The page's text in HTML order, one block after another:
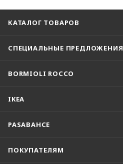
КАТАЛОГ ТОВАРОВ
СПЕЦИАЛЬНЫЕ ПРЕДЛОЖЕНИЯ
BORMIOLI ROCCO
IKEA
PASABAHCE
ПОКУПАТЕЛЯМ